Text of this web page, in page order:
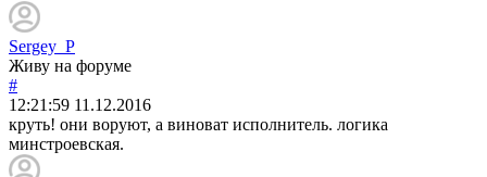
Sergey_P
Живу на форуме
#
12:21:59 11.12.2016
круть! они воруют, а виноват исполнитель. логика
минстроевская.